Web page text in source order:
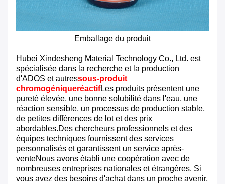
Emballage du produit
Hubei Xindesheng Material Technology Co., Ltd. est
spécialisée dans la recherche et la production
d'ADOS et autressous-produit
chromogéniqueréactifLes produits présentent une
pureté élevée, une bonne solubilité dans l'eau, une
réaction sensible, un processus de production stable,
de petites différences de lot et des prix
abordables.Des chercheurs professionnels et des
équipes techniques fournissent des services
personnalisés et garantissent un service après-
venteNous avons établi une coopération avec de
nombreuses entreprises nationales et étrangères. Si
vous avez des besoins d'achat dans un proche avenir,